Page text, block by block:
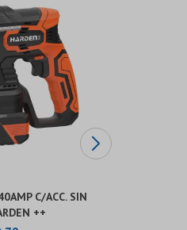
C/ACC. SIN
++